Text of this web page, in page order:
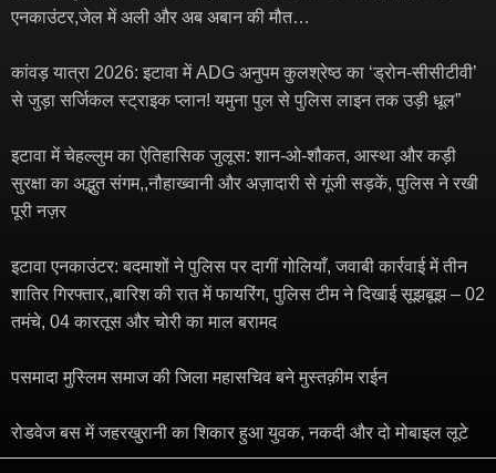
एनकाउंटर,जेल में अली और अब अबान की मौत…
कांवड़ यात्रा 2026: इटावा में ADG अनुपम कुलश्रेष्ठ का ‘ड्रोन-सीसीटीवी’
से जुड़ा सर्जिकल स्ट्राइक प्लान! यमुना पुल से पुलिस लाइन तक उड़ी धूल”
इटावा में चेहल्लुम का ऐतिहासिक जुलूस: शान-ओ-शौकत, आस्था और कड़ी
सुरक्षा का अद्भुत संगम,,नौहाख्वानी और अज़ादारी से गूंजी सड़कें, पुलिस ने रखी
पूरी नज़र
इटावा एनकाउंटर: बदमाशों ने पुलिस पर दागीं गोलियाँ, जवाबी कार्रवाई में तीन
शातिर गिरफ्तार,,बारिश की रात में फायरिंग, पुलिस टीम ने दिखाई सूझबूझ – 02
तमंचे, 04 कारतूस और चोरी का माल बरामद
पसमादा मुस्लिम समाज की जिला महासचिव बने मुस्तक़ीम राईन
रोडवेज बस में जहरखुरानी का शिकार हुआ युवक, नकदी और दो मोबाइल लूटे